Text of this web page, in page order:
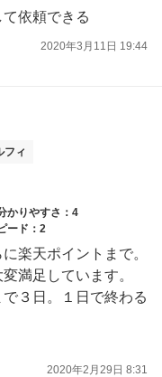
依頼できる
2020年3月11日 19:44
フィ
かりやすさ：4
ード：2
楽天ポイントまで。
満足しています。
３日。１日で終わる
2020年2月29日 8:31